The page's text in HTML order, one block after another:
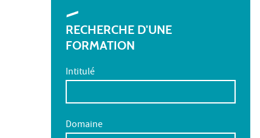
RECHERCHE D'UNE
FORMATION
Intitulé
Domaine